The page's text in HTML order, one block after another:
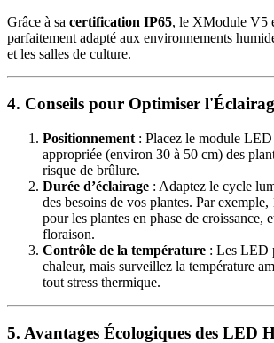
Grâce à sa certification IP65, le XModule V5
parfaitement adapté aux environnements
et les salles de culture.
4. Conseils pour Optimiser
Positionnement : Placez le module LED
appropriée (environ 30 à 50 cm) des
risque de brûlure.
Durée d’éclairage : Adaptez le cycle
des besoins de vos plantes. Par
pour les plantes en phase de croissance,
floraison.
Contrôle de la température : Les LED
chaleur, mais surveillez la température
tout stress thermique.
5. Avantages Écologiques des LED